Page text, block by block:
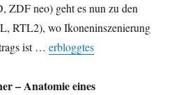
ZDF neo) geht es nun zu den
RTL2), wo Ikoneninszenierung
ist …erbloggtes
– Anatomie eines